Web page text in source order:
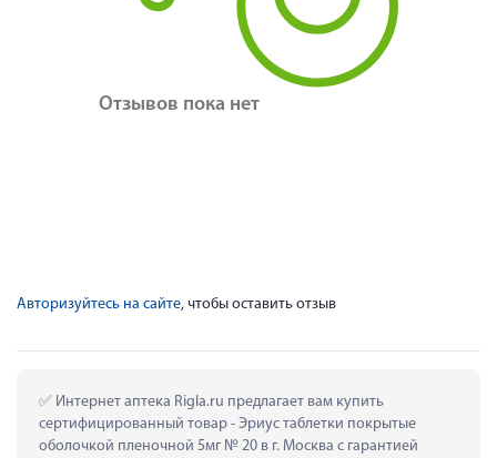
Отзывов пока нет
Авторизуйтесь на сайте, чтобы оставить отзыв
Интернет аптека Rigla.ru предлагает вам купить
сертифицированный товар - Эриус таблетки покрытые
оболочкой пленочной 5мг № 20 в г. Москва с гарантией